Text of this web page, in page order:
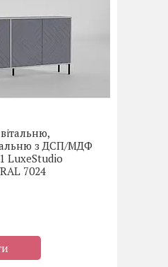
з ДСП/МДФ
LuxeStudio
7024